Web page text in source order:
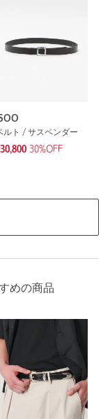
ルト / サスペンダー
30%OFF
めの商品